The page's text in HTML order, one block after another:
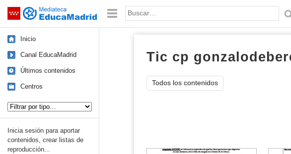
Saltar navegación Palabra o frase:
Inicio
Canal EducaMadrid
Últimos contenidos
Centros
Inicia sesión para aportar
contenidos, crear listas de
reproducción...
Tic cp
Todos los contenidos